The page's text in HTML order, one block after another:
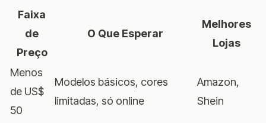
Faixa
de
Preço
O Que Esperar
Melhores
Lojas
Menos
de US$
50
Modelos básicos, cores
limitadas, só online
Amazon,
Shein